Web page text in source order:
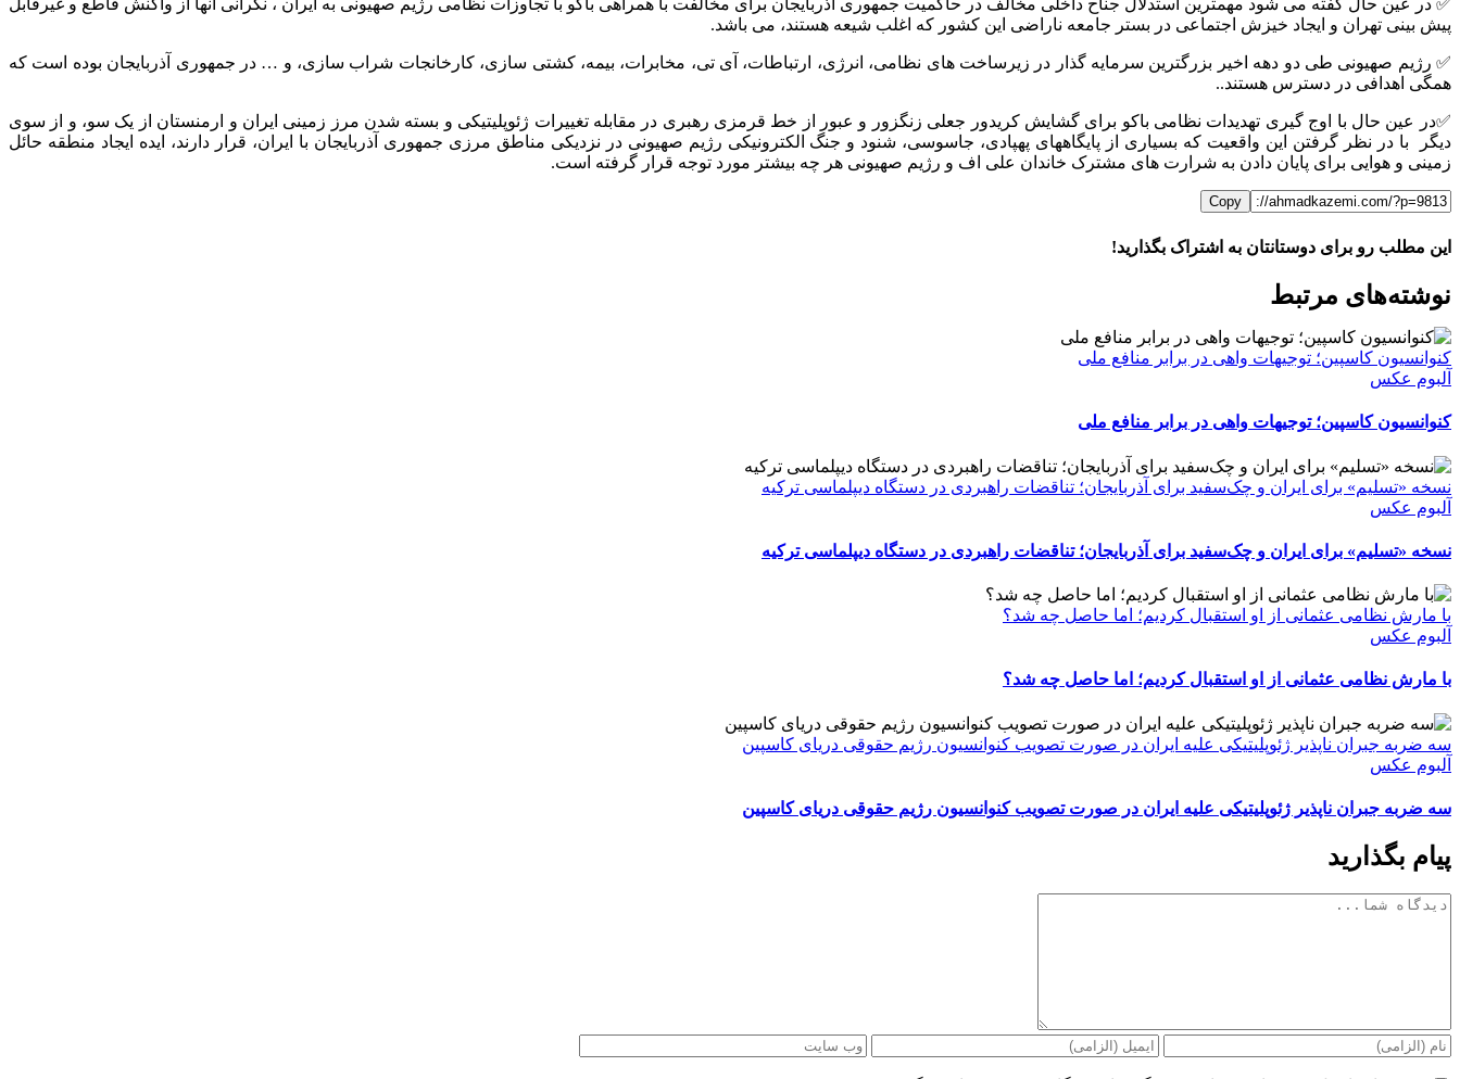
✅ در عین حال گفته می شود مهمترین استدلال جناح داخلی مخالف در حاکمیت جمهوری آذربایجان برای مخالفت با همراهی باکو با تجاوزات نظامی رژیم صهیونی به ایران ، نگرانی آنها از واکنش قاطع و غیرقابل
پیش بینی تهران و ایجاد خیزش اجتماعی در بستر جامعه ناراضی این کشور که اغلب شیعه هستند، می باشد.
✅ رژیم صهیونی طی دو دهه اخیر بزرگترین سرمایه گذار در زیرساخت های نظامی، انرژی، ارتباطات، آی تی، مخابرات، بیمه، کشتی سازی، کارخانجات شراب سازی، و … در جمهوری آذربایجان بوده است که
همگی اهدافی در دسترس هستند..
✅در عین حال با اوج گیری تهدیدات نظامی باکو برای گشایش کریدور جعلی زنگزور و عبور از خط قرمزی رهبری در مقابله تغییرات ژئوپلیتیکی و بسته شدن مرز زمینی ایران و ارمنستان از یک سو، و از سوی
دیگر با در نظر گرفتن این واقعیت که بسیاری از پایگاههای پهپادی، جاسوسی، شنود و جنگ الکترونیکی رژیم صهیونی در نزدیکی مناطق مرزی جمهوری آذربایجان با ایران، قرار دارند، ایده ایجاد منطقه حائل
زمینی و هوایی برای پایان دادن به شرارت های مشترک خاندان علی اف و رژیم صهیونی هر چه بیشتر مورد توجه قرار گرفته است.
Copy
این مطلب رو برای دوستانتان به اشتراک بگذارید!
FacebookX
LinkedIn
WhatsApp
Telegram
ایمیل
نوشته‌‌های مرتبط
کنوانسیون کاسپین؛ توجیهات واهی در برابر منافع ملی
آلبوم عکس
کنوانسیون کاسپین؛ توجیهات واهی در برابر منافع ملی
نسخه «تسلیم» برای ایران و چک‌سفید برای آذربایجان؛ تناقضات راهبردی در دستگاه دیپلماسی ترکیه
آلبوم عکس
نسخه «تسلیم» برای ایران و چک‌سفید برای آذربایجان؛ تناقضات راهبردی در دستگاه دیپلماسی ترکیه
با مارش نظامی عثمانی از او استقبال کردیم؛ اما حاصل چه شد؟
آلبوم عکس
با مارش نظامی عثمانی از او استقبال کردیم؛ اما حاصل چه شد؟
سه ضربه جبران ناپذیر ژئوپلیتیکی علیه ایران در صورت تصویب کنوانسیون رژیم حقوقی دریای کاسپین
آلبوم عکس
سه ضربه جبران ناپذیر ژئوپلیتیکی علیه ایران در صورت تصویب کنوانسیون رژیم حقوقی دریای کاسپین
پیام بگذارید
دیدگاه